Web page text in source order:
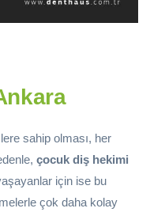
sahip olması, her
çocuk diş hekimi
için ise bu
çok daha kolay